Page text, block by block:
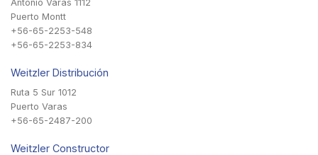
Antonio Varas 1112
Puerto Montt
+56-65-2253-548
+56-65-2253-834
Weitzler Distribución
Ruta 5 Sur 1012
Puerto Varas
+56-65-2487-200
Weitzler Constructor